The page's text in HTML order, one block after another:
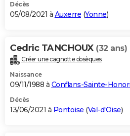
Décès
05/08/2021 à Auxerre (Yonne)
Cedric TANCHOUX (32 ans)
Créer une cagnotte obsèques
Naissance
09/11/1988 à Conflans-Sainte-
Décès
13/06/2021 à Pontoise (Val-d'Oise)